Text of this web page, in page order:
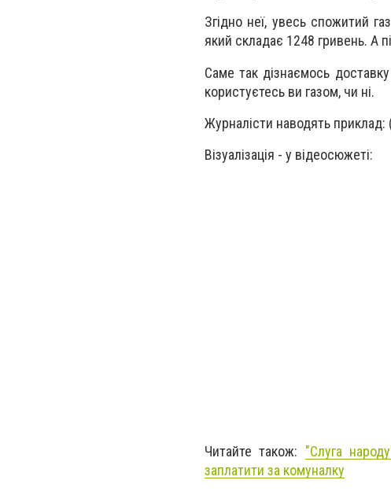
Згідно неї, увесь спожитий
який складає 1248 гривень. А
Саме так дізнаємось
користуєтесь ви газом, чи ні.
Журналісти наводять
Візуалізація - у відеосюжеті:
Читайте також: "Слуга
заплатити за комуналку